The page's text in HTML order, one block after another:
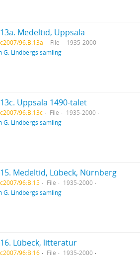
Medeltid, Uppsala
96:B:13a File
1935-2000
G. Lindbergs samling
Uppsala 1490-talet
96:B:13c File
1935-2000
G. Lindbergs samling
Medeltid, Lübeck, Nürnberg
96:B:15 File
1935-2000
G. Lindbergs samling
Lübeck, litteratur
96:B:16 File
1935-2000